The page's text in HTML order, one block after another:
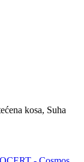
kosa, Suha